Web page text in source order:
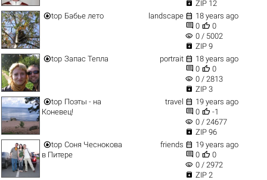
 ZIP 12
top Бабье лето landscape  18 years ago
 0  0
visibility 0 / 5002
 ZIP 9
top Запас Тепла portrait  18 years ago
 0  0
visibility 0 / 2813
 ZIP 3
top Поэты - на
Коневец!
travel  19 years ago
 0  -1
visibility 0 / 24677
 ZIP 96
top Соня Чеснокова
в Питере
friends  19 years ago
 0  0
visibility 0 / 2972
 ZIP 2